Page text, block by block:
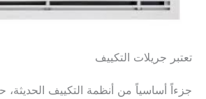
تعتبر جريلات التكييف
جزءاً أساسياً من أنظمة التكييف الحديثة،